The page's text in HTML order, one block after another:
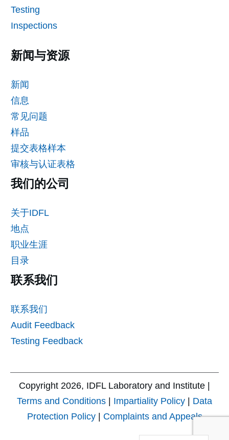
Testing
Inspections
新闻与资源
新闻
信息
常见问题
样品
提交表格样本
审核与认证表格
我们的公司
关于IDFL
地点
职业生涯
目录
联系我们
联系我们
Audit Feedback
Testing Feedback
Copyright 2026, IDFL Laboratory and Institute |
Terms and Conditions
Impartiality Policy
Data
Protection Policy| Complaints and Appeals